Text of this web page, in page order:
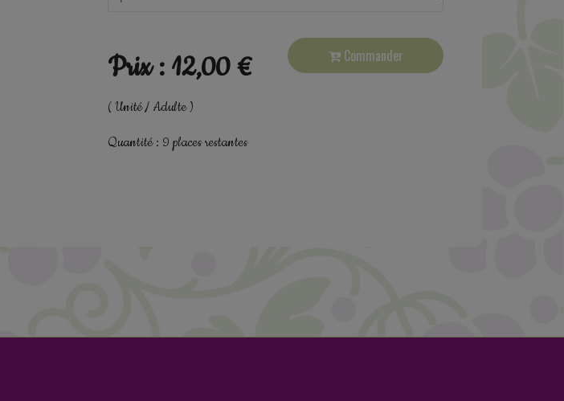
Prix : 12,00 €
( Unité / Adulte )
Quantité : 9 places restantes
Commander